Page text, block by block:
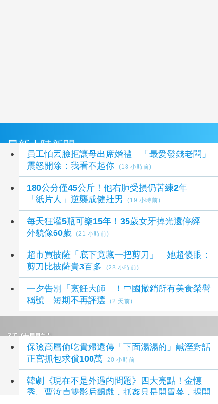
最新大陸新聞
員工怕丟臉拒讓母出席婚禮 「最愛發錢老闆」
震怒開除：我看不起你
(18 小時前)
180公分僅45公斤！他右肺受損仍苦練2年
「紙片人」逆襲成健壯男
(19 小時前)
每天狂灌5瓶可樂15年！35歲女牙掉光還停經
外貌像60歲
(21 小時前)
超市買披薩「底下竟藏一把剪刀」 她超傻眼：
剪刀比披薩貴3百多
(23 小時前)
一夕告別「烹飪大師」！中國撤銷所有美食榮譽
稱號 短期不再評選
(2 天前)
延伸閱讀
保險高層偷吃貴婦還傳「下面濕濕的」鹹溼對話
正宮抓包求償100萬
20 小時前
韓劇《現在不是外遇的問題》四大亮點！金憓
秀、曹汝貞雙影后飆戲，抓姦只是開胃菜，揭開